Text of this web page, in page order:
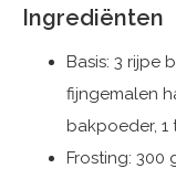
Ingrediënten
Basis: 3 rijpe
fijngemalen
bakpoeder, 1
Frosting: 300